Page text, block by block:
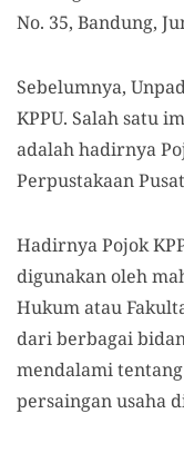
No. 35, Bandung,
Sebelumnya,
KPPU. Salah satu
adalah hadirnya
Perpustakaan
Hadirnya Pojok
digunakan oleh
Hukum atau
dari berbagai
mendalami
persaingan usaha